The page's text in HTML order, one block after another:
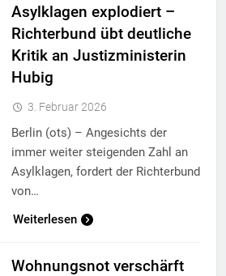
Asylklagen explodiert –
Richterbund übt deutliche
Kritik an Justizministerin
Hubig
3. Februar 2026
Berlin (ots) – Angesichts der
immer weiter steigenden Zahl an
Asylklagen, fordert der Richterbund
von…
Weiterlesen
Wohnungsnot verschärft